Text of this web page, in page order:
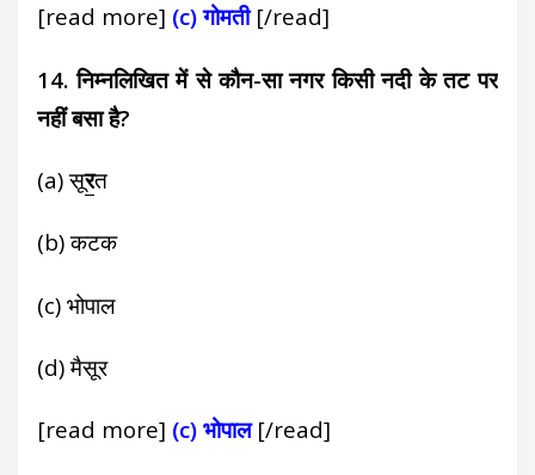
[read more] (c) गोमती[/read]
14. निम्नलिखित में से कौन-सा नगर किसी नदी के तट पर
नहीं बसा है?
(a) सूरत
(b) कटक
(c) भोपाल
(d) मैसूर
[read more] (c) भोपाल[/read]